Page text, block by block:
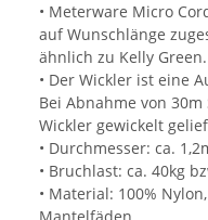
• Meterware Micro
auf Wunschlänge
ähnlich zu Kelly Green.
• Der Wickler ist eine
Bei Abnahme von
Wickler gewickelt
• Durchmesser: ca.
• Bruchlast: ca. 40kg
• Material: 100%